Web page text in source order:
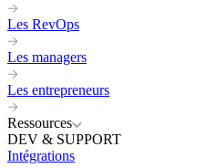
Les RevOps
Les managers
Les entrepreneurs
Ressources
DEV & SUPPORT
Intégrations